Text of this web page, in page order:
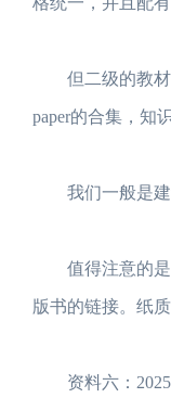
但二级的教材，
paper的合集，知
我们一般是建
值得注意的是
版书的链接。纸
资料六：2025